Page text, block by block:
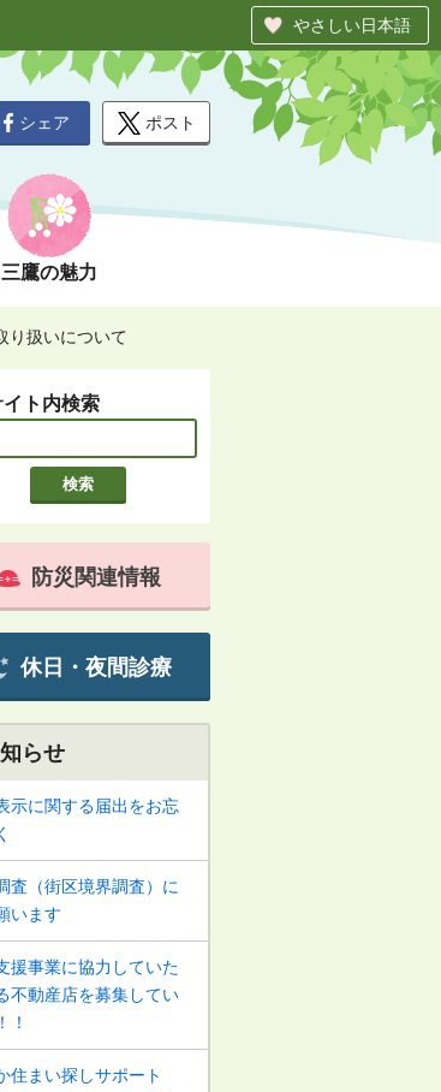
やさしい日本語
三鷹の魅力
シェア ポスト
り扱いについて
イト内検索
防災関連情報
休日・夜間診療
らせ
示に関する届出をお忘
査（街区境界調査）に
います
援事業に協力していた
不動産店を募集してい
！
住まい探しサポート